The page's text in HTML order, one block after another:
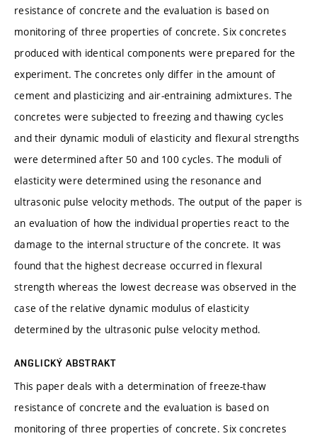
resistance of concrete and the evaluation is based on
monitoring of three properties of concrete. Six concretes
produced with identical components were prepared for the
experiment. The concretes only differ in the amount of
cement and plasticizing and air-entraining admixtures. The
concretes were subjected to freezing and thawing cycles
and their dynamic moduli of elasticity and flexural strengths
were determined after 50 and 100 cycles. The moduli of
elasticity were determined using the resonance and
ultrasonic pulse velocity methods. The output of the paper is
an evaluation of how the individual properties react to the
damage to the internal structure of the concrete. It was
found that the highest decrease occurred in flexural
strength whereas the lowest decrease was observed in the
case of the relative dynamic modulus of elasticity
determined by the ultrasonic pulse velocity method.
ANGLICKÝ ABSTRAKT
This paper deals with a determination of freeze-thaw
resistance of concrete and the evaluation is based on
monitoring of three properties of concrete. Six concretes